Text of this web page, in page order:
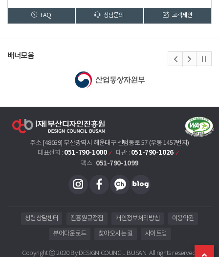
FAQ 상담문의 고객제안
배너모음
주소 [48059] 부산광역시 해운대구 센텀동로 57 (우동 1457번지)
대표전화 : 051-790-1000 대관 : 051-790-1026
팩스 : 051-790-1099
청렴상담센터 진흥원규정집 개인정보처리방침 이용약관
뷰어다운로드 찾아오시는 길 사이트맵
Copyright ⓒ 2020 By DESIGN COUNCIL BUSAN. All rights reserved.